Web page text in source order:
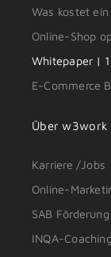
Was kostet ein
Online-Shop
Whitepaper |
E-Commerce
Über w3work
Karriere /Jobs
Online-
SAB Förderung
INQA-Coaching